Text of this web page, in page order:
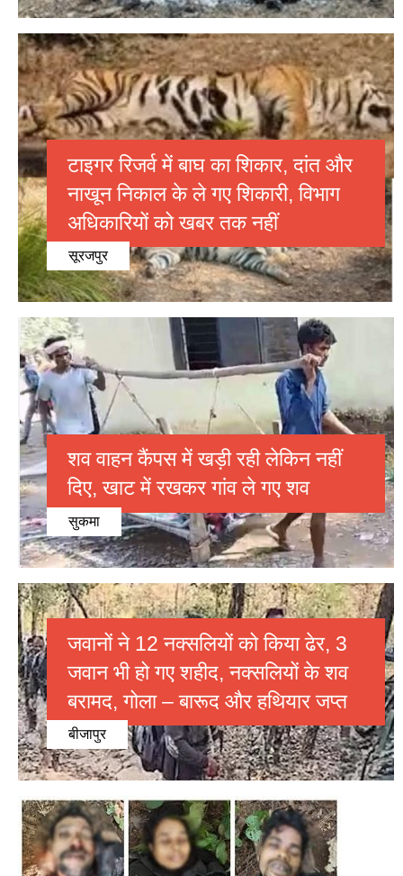
टाइगर रिजर्व में बाघ का शिकार, दांत और
नाखून निकाल के ले गए शिकारी, विभाग
अधिकारियों को खबर तक नहीं
सूरजपुर
शव वाहन कैंपस में खड़ी रही लेकिन नहीं
दिए, खाट में रखकर गांव ले गए शव
सुकमा
जवानों ने 12 नक्सलियों को किया ढेर, 3
जवान भी हो गए शहीद, नक्सलियों के शव
बरामद, गोला – बारूद और हथियार जप्त
बीजापुर